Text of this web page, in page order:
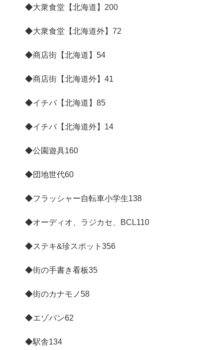
◆大衆食堂【北海道】 200
◆大衆食堂【北海道外】 72
◆商店街【北海道】 54
◆商店街【北海道外】 41
◆イチバ【北海道】 85
◆イチバ【北海道外】 14
◆公園遊具160
◆団地世代60
◆フラッシャー自転車小学生138
◆オーディオ、ラジカセ、BCL110
◆ステキ&珍スポット 356
◆街の手書き看板35
◆街のカナモノ58
◆エゾパン62
◆駅舎134